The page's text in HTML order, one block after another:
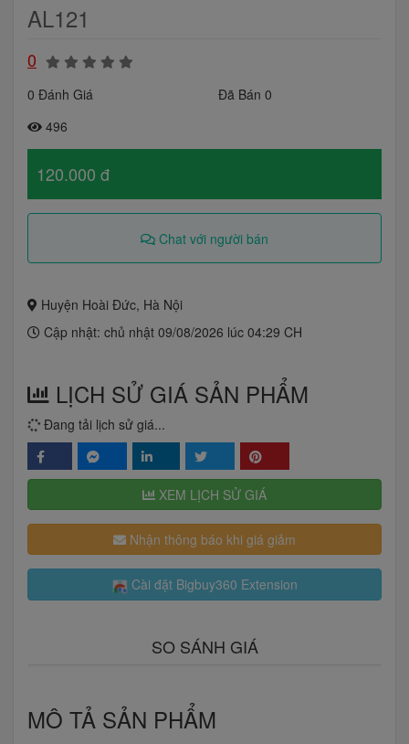
AL121
0
0 Đánh Giá
Đã Bán 0
496
120.000 đ
Chat với người bán
Huyện Hoài Đức, Hà Nội
Cập nhật: chủ nhật 09/08/2026 lúc 04:29 CH
LỊCH SỬ GIÁ SẢN PHẨM
Đang tải lịch sử giá...
XEM LỊCH SỬ GIÁ
Nhận thông báo khi giá giảm
Cài đặt Bigbuy360 Extension
SO SÁNH GIÁ
MÔ TẢ SẢN PHẨM